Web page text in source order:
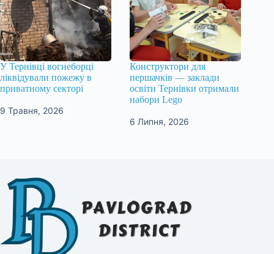
У Тернівці вогнеборці
ліквідували пожежу в
приватному секторі
9 Травня, 2026
Конструктори для
першачків — заклади
освіти Тернівки отримали
набори Lego
6 Липня, 2026